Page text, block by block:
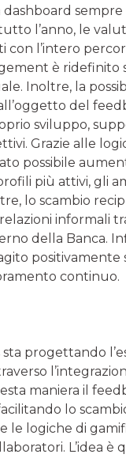
dashboard
l’anno, le
l’intero
è ridefinito
Inoltre, la
del
sviluppo,
Grazie alle
possibile
più attivi, gli
lo scambio
informali
della Banca.
continuo.
progettando
maniera il
lo
le logiche di
L’idea è